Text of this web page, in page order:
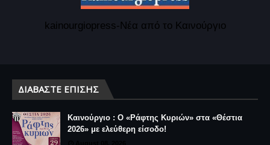
kainourgiopress-Νέα από το Καινούργιο
ΔΙΑΒΆΣΤΕ ΕΠΊΣΗΣ
Καινούργιο : Ο «Ράφτης Κυριών» στα «Θέστια
2026» με ελεύθερη είσοδο!